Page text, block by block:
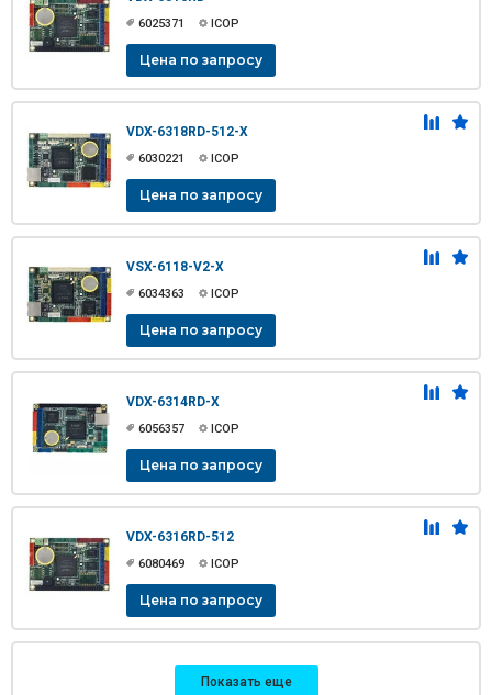
6025371 ICOP
Цена по запросу
VDX-6318RD-512-X
6030221 ICOP
Цена по запросу
VSX-6118-V2-X
6034363 ICOP
Цена по запросу
VDX-6314RD-X
6056357 ICOP
Цена по запросу
VDX-6316RD-512
6080469 ICOP
Цена по запросу
Показать еще